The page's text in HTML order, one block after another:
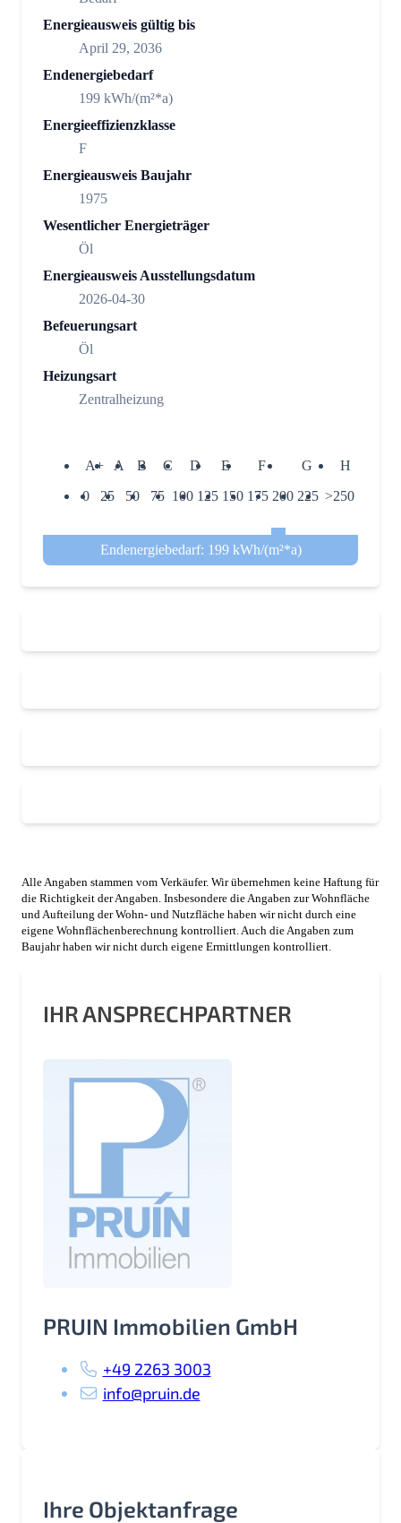
Energieausweis gültig bis
April 29, 2036
Endenergiebedarf
199 kWh/(m²*a)
Energieeffizienzklasse
F
Energieausweis Baujahr
1975
Wesentlicher Energieträger
Öl
Energieausweis Ausstellungsdatum
2026-04-30
Befeuerungsart
Öl
Heizungsart
Zentralheizung
A+ A B C D E F G
H
0
25 50 75 100 125 150 175 200 225 >250
Endenergiebedarf: 199 kWh/(m²*a)
Alle Angaben stammen vom Verkäufer. Wir übernehmen keine Haftung für
die Richtigkeit der Angaben. Insbesondere die Angaben zur Wohnfläche
und Aufteilung der Wohn- und Nutzfläche haben wir nicht durch eine
eigene Wohnflächenberechnung kontrolliert. Auch die Angaben zum
Baujahr haben wir nicht durch eigene Ermittlungen kontrolliert.
IHR ANSPRECHPARTNER
PRUIN Immobilien GmbH
+49 2263 3003
info@pruin.de
Ihre Objektanfrage